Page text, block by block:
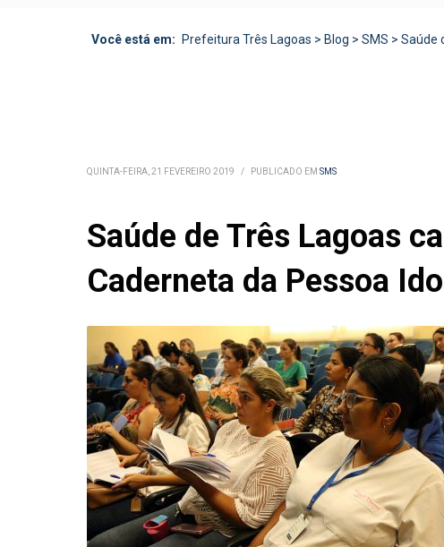
Você está em: Prefeitura Três Lagoas > Blog > SMS > Saúde
QUINTA-FEIRA, 21 FEVEREIRO 2019 / PUBLICADO EM SMS
Saúde de Três Lagoas
Caderneta da Pessoa